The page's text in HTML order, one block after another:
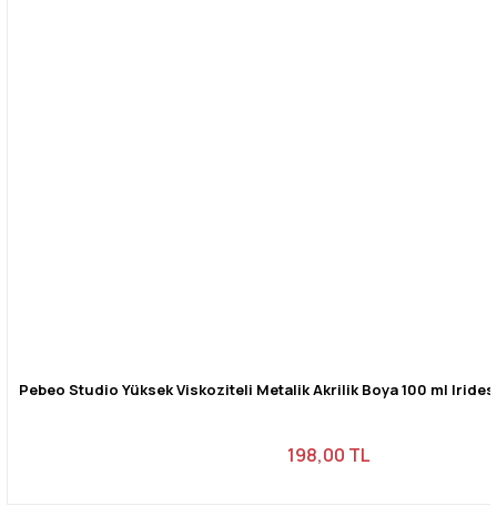
Pebeo Studio Yüksek Viskoziteli Metalik Akrilik Boya 100 ml
198,00 TL